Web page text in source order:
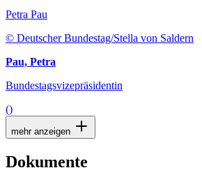
Petra Pau
© Deutscher Bundestag/Stella von Saldern
Pau, Petra
Bundestagsvizepräsidentin
()
mehr anzeigen
Dokumente